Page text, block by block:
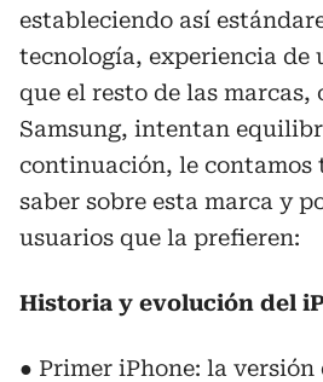
estableciendo así
tecnología, experiencia de
que el resto de las marcas,
Samsung, intentan
continuación, le contamos
saber sobre esta marca y
usuarios que la prefieren:
Historia y evolución del
● Primer iPhone: la